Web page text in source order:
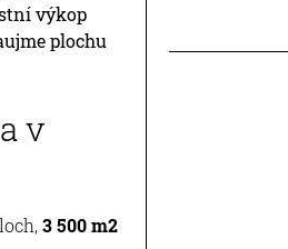
výkop
plochu
v
3 500 m2